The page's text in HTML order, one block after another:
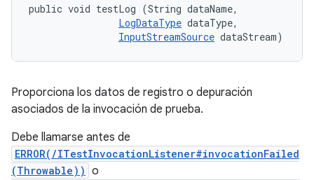
public void testLog (String dataName,
LogDataType dataType,
InputStreamSource dataStream)
Proporciona los datos de registro o depuración
asociados de la invocación de prueba.
Debe llamarse antes de
ERROR(/ITestInvocationListener#invocationFailed
(Throwable)) o